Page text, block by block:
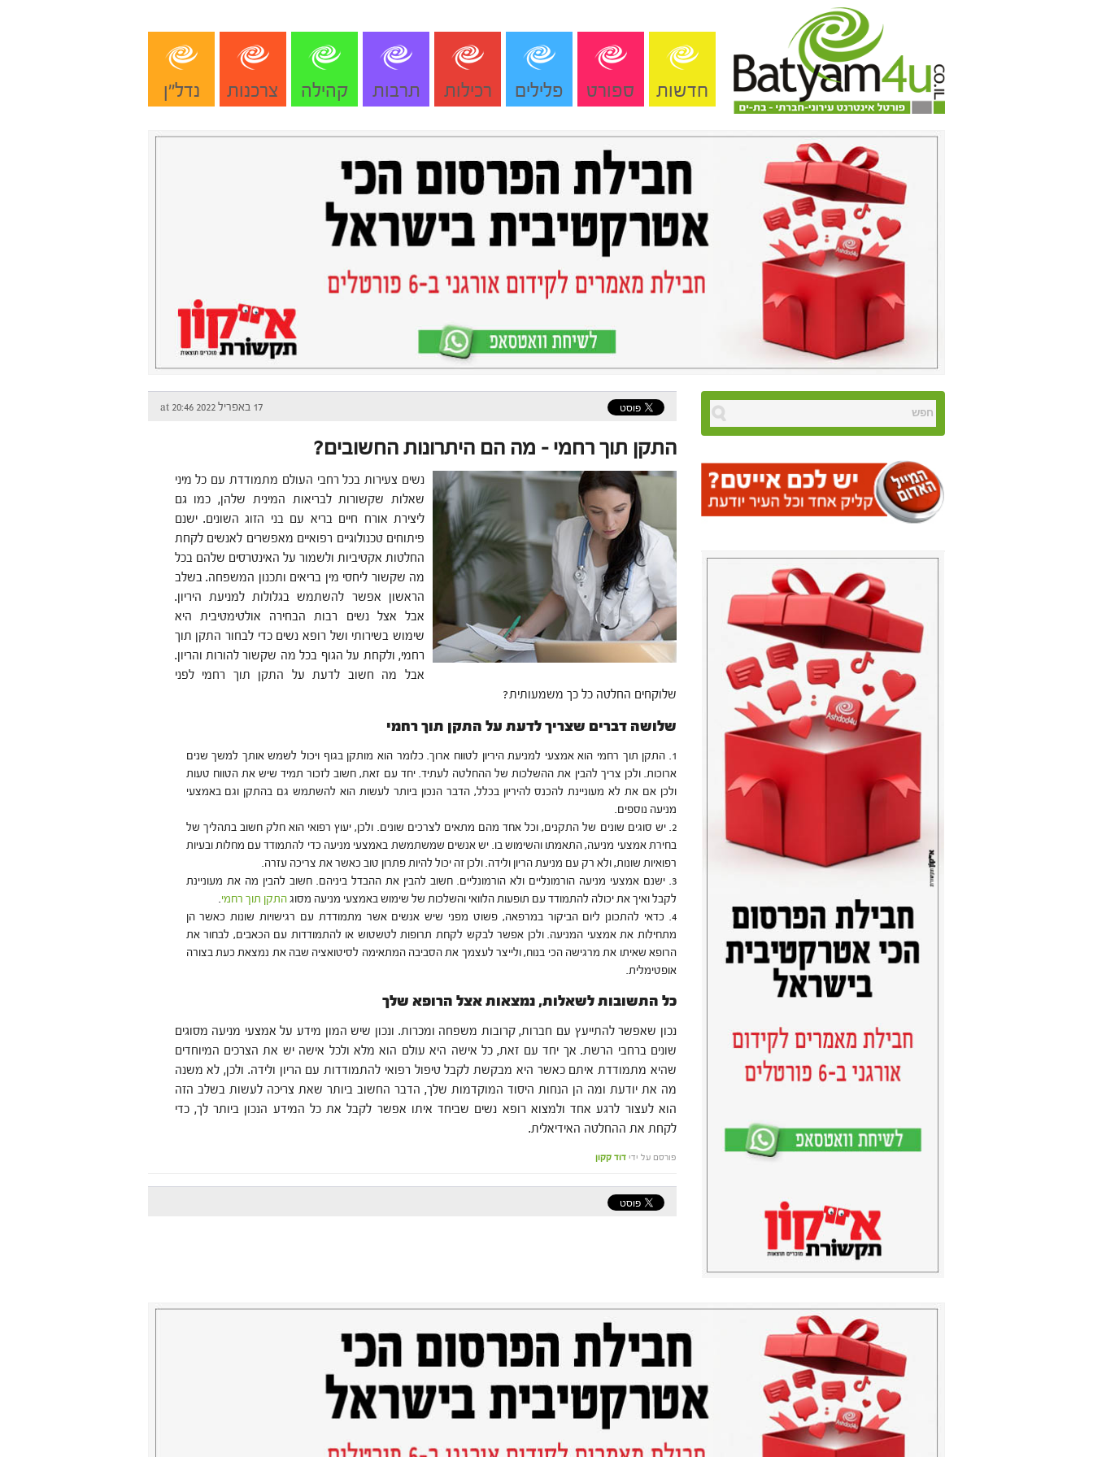
חדשות ספורט פלילים רכילות תרבות קהילה צרכנות נדל"ן
17 באפריל 2022 at 20:46
התקן תוך רחמי – מה הם היתרונות החשובים?
‏נשים צעירות בכל רחבי העולם מתמודדת עם כל מיני
שאלות שקשורות לבריאות המינית שלהן, ‏כמו גם
ליצירת אורח חיים בריא עם בני הזוג השונים. ‏ישנם
פיתוחים טכנולוגיים רפואיים מאפשרים לאנשים לקחת
החלטות אקטיביות ולשמור על האינטרסים שלהם בכל
מה שקשור ליחסי מין בריאים ותכנון המשפחה. ‏בשלב
הראשון אפשר להשתמש בגלולות למניעת היריון.
אבל אצל נשים רבות הבחירה אולטימטיבית היא
שימוש בשירותי ושל רופא נשים כדי לבחור התקן תוך
רחמי, ולקחת על הגוף בכל מה שקשור להורות והריון.
‏אבל מה חשוב לדעת על התקן תוך רחמי לפני
שלוקחים החלטה כל כך משמעותית?
שלושה דברים שצריך לדעת על התקן תוך רחמי
‏התקן תוך רחמי הוא אמצעי למניעת היריון לטווח ארוך. כלומר הוא מותקן בגוף ויכול לשמש אותך למשך שנים
ארוכות. ולכן צריך להבין את ההשלכות של ההחלטה לעתיד. ‏יחד עם זאת, חשוב לזכור תמיד שיש את הטווח טעות
ולכן אם את לא מעוניינת להכנס להיריון בכלל, הדבר הנכון ביותר לעשות הוא להשתמש גם בהתקן וגם באמצעי
מניעה נוספים.
‏יש סוגים שונים של התקנים, וכל אחד מהם מתאים לצרכים שונים. ולכן, יעוץ רפואי הוא חלק חשוב בתהליך של
בחירת אמצעי מניעה, התאמתו והשימוש בו. ‏יש אנשים שמשתמשת באמצעי מניעה כדי להתמודד עם מחלות ובעיות
רפואיות שונות, ולא רק עם מניעת הריון ולידה. ולכן זה יכול להיות פתרון טוב כאשר את צריכה עזרה.
‏ישנם אמצעי מניעה הורמונליים ולא הורמונליים. ‏חשוב להבין את ההבדל ביניהם. חשוב להבין מה את מעוניינת
לקבל ואיך את יכולה להתמודד עם תופעות הלוואי והשלכות של שימוש באמצעי מניעה מסוגהתקן תוך רחמי.
‏כדאי להתכונן ליום הביקור במרפאה, פשוט מפני שיש אנשים אשר מתמודדת עם רגישויות שונות כאשר הן
מתחילות את אמצעי המניעה. ולכן אפשר לבקש לקחת תרופות לטשטוש או להתמודדות עם הכאבים, לבחור את
הרופא שאיתו את מרגישה הכי בנוח, ‏ולייצר לעצמך את הסביבה המתאימה לסיטואציה שבה את נמצאת כעת בצורה
אופטימלית.
כל התשובות לשאלות, נמצאות אצל הרופא שלך
‏נכון שאפשר להתייעץ עם חברות, קרובות משפחה ומכרות. ונכון שיש המון מידע על אמצעי מניעה ‏מסוגים
שונים ברחבי הרשת. אך יחד עם זאת, כל אישה היא עולם הוא מלא ולכל אישה יש את הצרכים המיוחדים
שהיא מתמודדת איתם כאשר היא מבקשת לקבל טיפול רפואי להתמודדות עם הריון ולידה. ולכן, לא משנה
מה את יודעת ומה הן הנחות היסוד המוקדמות שלך, הדבר החשוב ביותר שאת צריכה לעשות בשלב הזה
הוא לעצור לרגע אחד ולמצוא רופא נשים שביחד איתו אפשר לקבל את כל המידע הנכון ביותר לך, כדי
לקחת את ההחלטה האידיאלית.
פורסם על ידי דוד קקון